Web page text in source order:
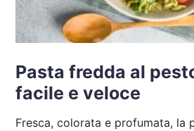
Pasta fredda al
facile e veloce
Fresca, colorata e profumata, la